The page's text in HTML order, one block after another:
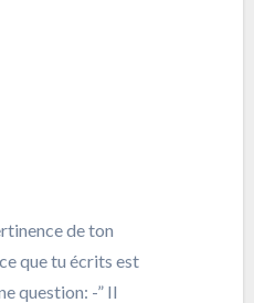
de ton
que tu écrits est
question: -” Il